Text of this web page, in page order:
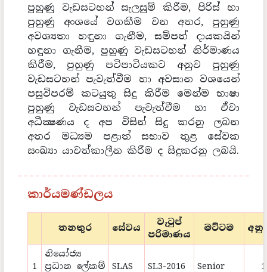
පුහුණු වැඩසටහන් සැලසුම් කිරීම, පිරිස් හා
පුහුණු අංශයේ වගකීම වන අතර, පුහුණු
අවශ්‍යතා හඳුනා ගැනීම, සම්පත් දායකයින්
හඳුනා ගැනීම, පුහුණු වැඩසටහන් නිර්මාණය
කිරීම, පුහුණු පටිපාටියකට අනුව පුහුණු
වැඩසටහන් පැවැත්වීම හා අවසාන වශයෙන්
පසුවිපරම් කටයුතු සිදු කිරීම මෙන්ම භාෂා
පුහුණු වැඩසටහන් පැවැත්වීම හා ඒවා
අධීක්‍ෂණය ද අප විසින් සිදු කරනු ලබන
අතර මධ්‍යම පළාත් සභාව තුළ සේවක
සංඛ්‍යා යාවත්කාලීන කිරීම ද සිදුකරනු ලබයි.
කාර්යමණ්ඩලය
තනතුර සේවය
වැටුප්
පරිමාණය
මට්ටම
1
නියෝජ්‍ය
ප්‍රධාන ලේකම්
SLAS SL3-2016 Senior 1